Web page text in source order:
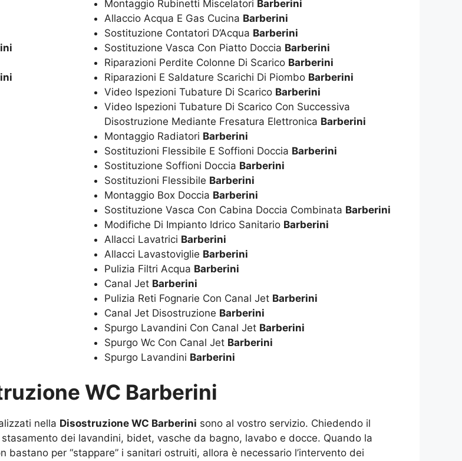
Montaggio Rubinetti Miscelatori Barberini
Allaccio Acqua E Gas Cucina Barberini
Sostituzione Contatori D’Acqua Barberini
Sostituzione Vasca Con Piatto Doccia Barberini
Riparazioni Perdite Colonne Di Scarico Barberini
Riparazioni E Saldature Scarichi Di Piombo Barberini
Video Ispezioni Tubature Di Scarico Barberini
Video Ispezioni Tubature Di Scarico Con Successiva
Disostruzione Mediante Fresatura Elettronica Barberini
Montaggio Radiatori Barberini
Sostituzioni Flessibile E Soffioni Doccia Barberini
Sostituzione Soffioni Doccia Barberini
Sostituzioni Flessibile Barberini
Montaggio Box Doccia Barberini
Sostituzione Vasca Con Cabina Doccia Combinata Barberini
Modifiche Di Impianto Idrico Sanitario Barberini
Allacci Lavatrici Barberini
Allacci Lavastoviglie Barberini
Pulizia Filtri Acqua Barberini
Canal Jet Barberini
Pulizia Reti Fognarie Con Canal Jet Barberini
Canal Jet Disostruzione Barberini
Spurgo Lavandini Con Canal Jet Barberini
Spurgo Wc Con Canal Jet Barberini
Spurgo Lavandini Barberini
WC Barberini
nella Disostruzione WC Barberini sono al vostro servizio. Chiedendo il
dei lavandini, bidet, vasche da bagno, lavabo e docce. Quando la
per “stappare” i sanitari ostruiti, allora è necessario l’intervento dei